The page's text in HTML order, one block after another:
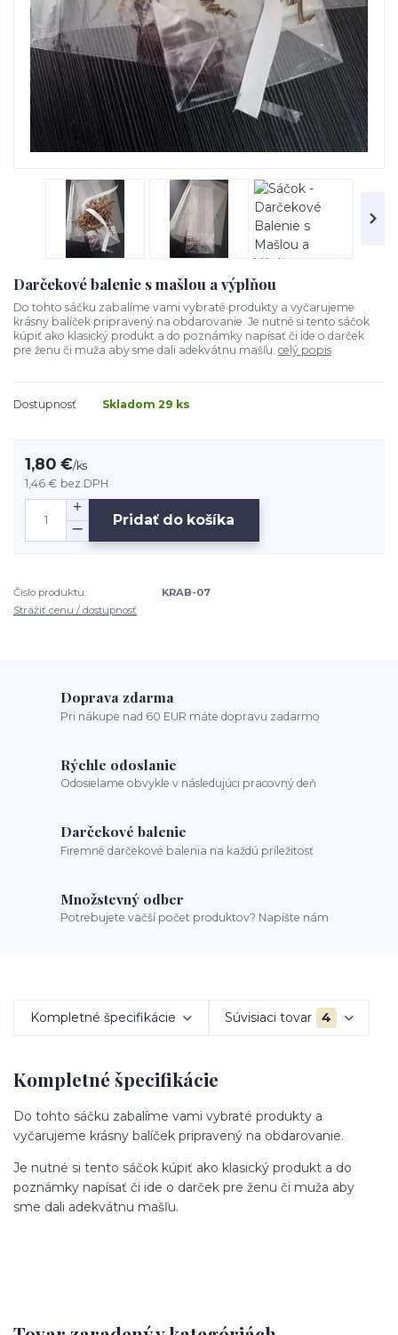
Darčekové balenie s mašlou a výplňou
Do tohto sáčku zabalíme vami vybraté produkty a vyčarujeme
krásny balíček pripravený na obdarovanie. Je nutné si tento sáčok
kúpiť ako klasický produkt a do poznámky napísať či ide o darček
pre ženu či muža aby sme dali adekvátnu mašľu. celý popis
Dostupnosť Skladom 29 ks
1,80 €/ks
1,46 € bez DPH
Pridať do košíka
Číslo produktu:
KRAB-07
Strážiť cenu / dostupnosť
Doprava zdarma
Pri nákupe nad 60 EUR máte dopravu zadarmo
Rýchle odoslanie
Odosielame obvykle v následujúci pracovný deň
Darčekové balenie
Firemné darčekové balenia na každú príležitosť
Množstevný odber
Potrebujete väčší počet produktov? Napíšte nám
Kompletné špecifikácie Súvisiaci tovar 4
Kompletné špecifikácie
Do tohto sáčku zabalíme vami vybraté produkty a
vyčarujeme krásny balíček pripravený na obdarovanie.
Je nutné si tento sáčok kúpiť ako klasický produkt a do
poznámky napísať či ide o darček pre ženu či muža aby
sme dali adekvátnu mašľu.